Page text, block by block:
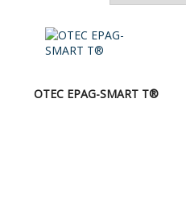
OTEC EPAG-SMART T®